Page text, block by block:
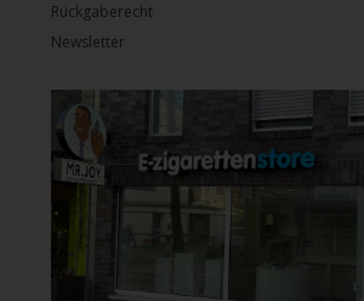
Rückgaberecht
Newsletter